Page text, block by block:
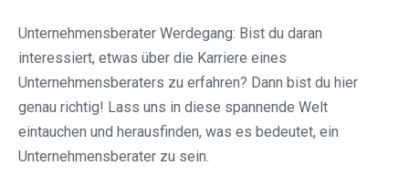
Unternehmensberater Werdegang: Bist du daran
interessiert, etwas über die Karriere eines
Unternehmensberaters zu erfahren? Dann bist du hier
genau richtig! Lass uns in diese spannende Welt
eintauchen und herausfinden, was es bedeutet, ein
Unternehmensberater zu sein.